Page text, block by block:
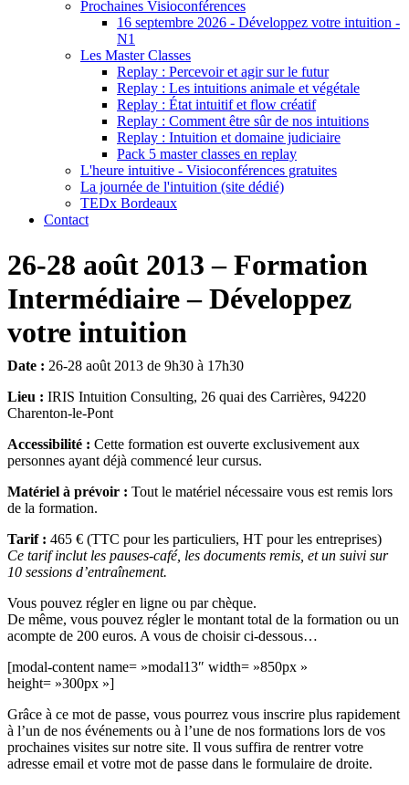
Prochaines Visioconférences
16 septembre 2026 - Développez votre intuition -
N1
Les Master Classes
Replay : Percevoir et agir sur le futur
Replay : Les intuitions animale et végétale
Replay : État intuitif et flow créatif
Replay : Comment être sûr de nos intuitions
Replay : Intuition et domaine judiciaire
Pack 5 master classes en replay
L'heure intuitive - Visioconférences gratuites
La journée de l'intuition (site dédié)
TEDx Bordeaux
Contact
26-28 août 2013 – Formation
Intermédiaire – Développez
votre intuition
Date : 26-28 août 2013 de 9h30 à 17h30
Lieu : IRIS Intuition Consulting, 26 quai des Carrières, 94220
Charenton-le-Pont
Accessibilité : Cette formation est ouverte exclusivement aux
personnes ayant déjà commencé leur cursus.
Matériel à prévoir : Tout le matériel nécessaire vous est remis lors
de la formation.
Tarif : 465 € (TTC pour les particuliers, HT pour les entreprises)
Ce tarif inclut les pauses-café, les documents remis, et un suivi sur
10 sessions d’entraînement.
Vous pouvez régler en ligne ou par chèque.
De même, vous pouvez régler le montant total de la formation ou un
acompte de 200 euros. A vous de choisir ci-dessous…
[modal-content name= »modal13″ width= »850px »
height= »300px »]
Grâce à ce mot de passe, vous pourrez vous inscrire plus rapidement
à l’un de nos événements ou à l’une de nos formations lors de vos
prochaines visites sur notre site. Il vous suffira de rentrer votre
adresse email et votre mot de passe dans le formulaire de droite.